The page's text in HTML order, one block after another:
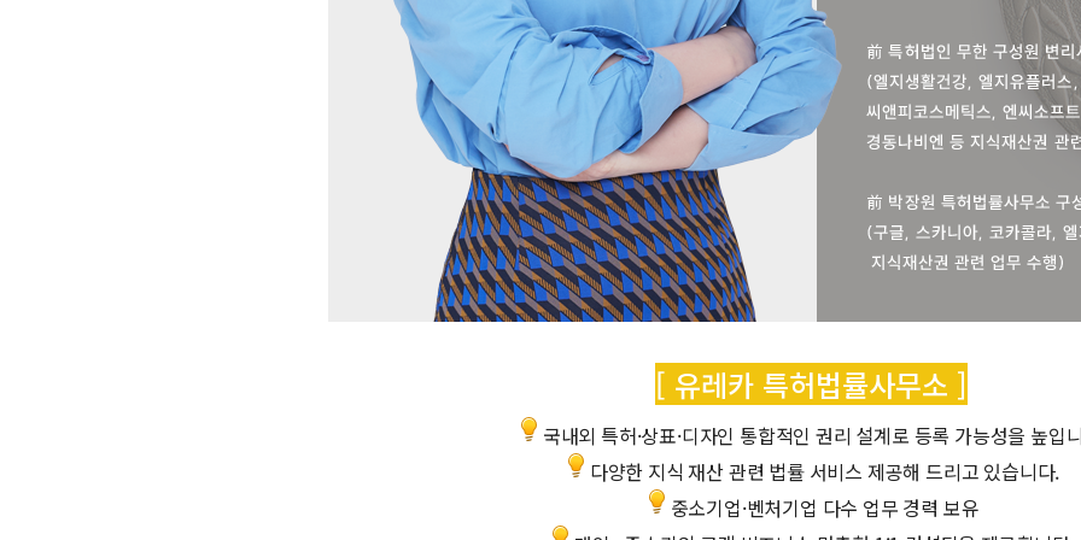
[ 유레카 특허법률사무소 ]
국내외 특허·상표·디자인 통합적인 권리 설계로 등록 가능성을 높입
다양한 지식 재산 관련 법률 서비스 제공해 드리고 있습니다.
중소기업·벤처기업 다수 업무 경력 보유